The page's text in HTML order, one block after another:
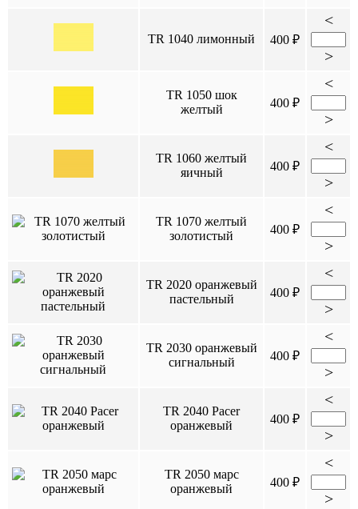
TR 1040 лимонный 400 ₽
<
>
TR 1050 шок
желтый
400 ₽
<
>
TR 1060 желтый
яичный
400 ₽
<
>
TR 1070 желтый
золотистый
400 ₽
<
>
TR 2020 оранжевый
пастельный
400 ₽
<
>
TR 2030 оранжевый
сигнальный
400 ₽
<
>
TR 2040 Pacer
оранжевый
400 ₽
<
>
TR 2050 марс
оранжевый
400 ₽
<
>